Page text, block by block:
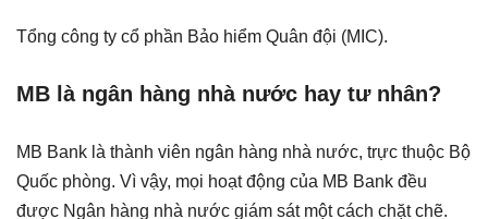
Tổng công ty cổ phần Bảo hiểm Quân đội (MIC).
MB là ngân hàng nhà nước hay tư nhân?
MB Bank là thành viên ngân hàng nhà nước, trực thuộc Bộ
Quốc phòng. Vì vậy, mọi hoạt động của MB Bank đều
được Ngân hàng nhà nước giám sát một cách chặt chẽ.